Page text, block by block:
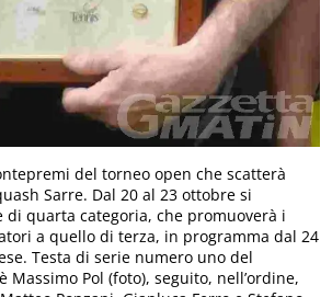
del torneo open che scatterà
Sarre. Dal 20 al 23 ottobre si
di quarta categoria, che promuoverà i
a quello di terza, in programma dal 24
Testa di serie numero uno del
Pol (foto), seguito, nell’ordine,